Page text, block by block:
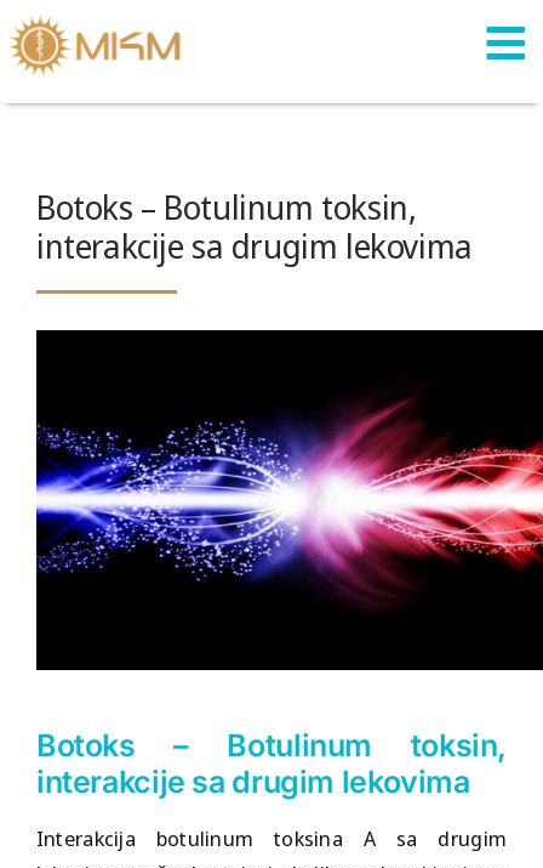
Skip
to
content
Botoks – Botulinum toksin,
interakcije sa drugim lekovima
Botoks – Botulinum toksin,
interakcije sa drugim lekovima
Interakcija botulinum toksina A sa drugim